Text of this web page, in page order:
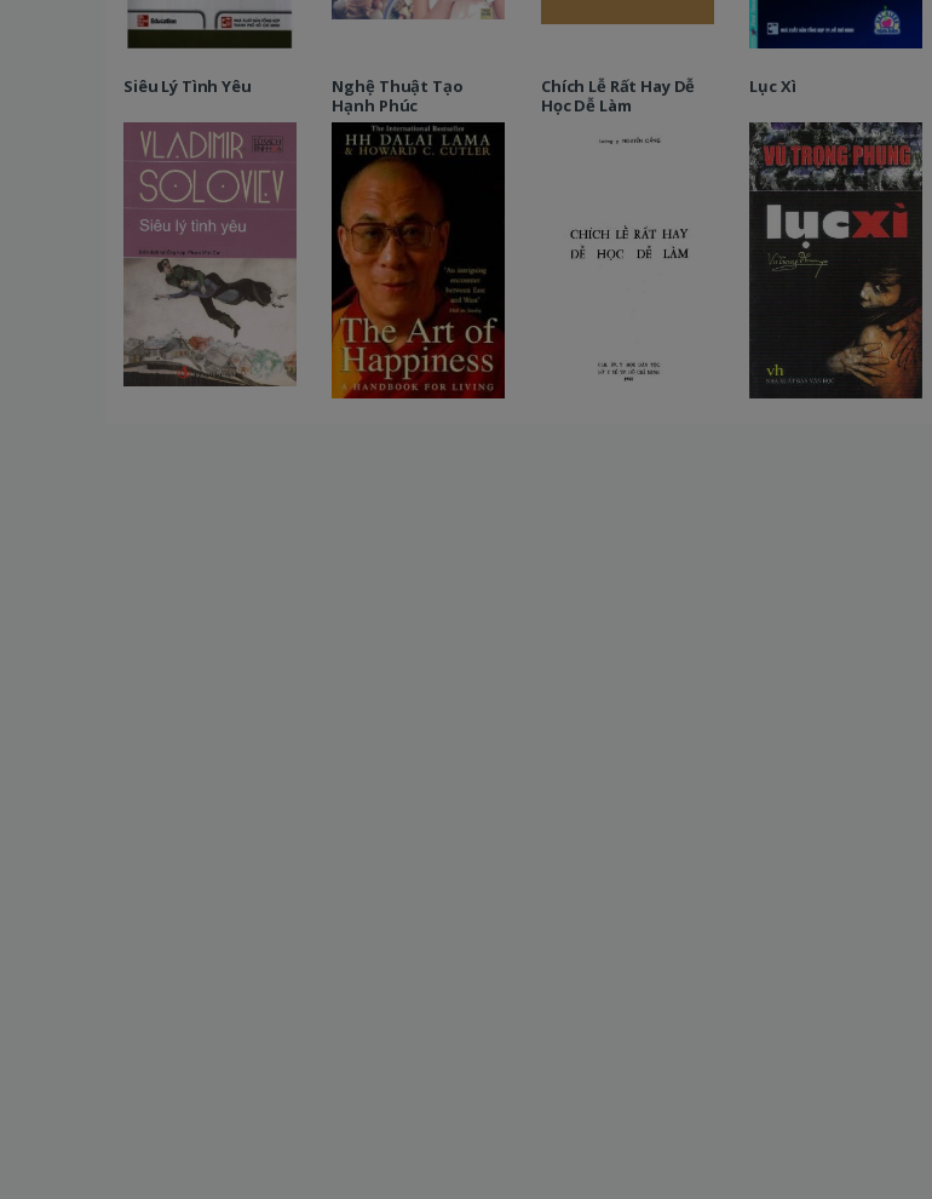
Siêu Lý Tình Yêu
Nghệ Thuật Tạo
Hạnh Phúc
Chích Lễ Rất Hay Dễ
Học Dễ Làm
Lục Xì